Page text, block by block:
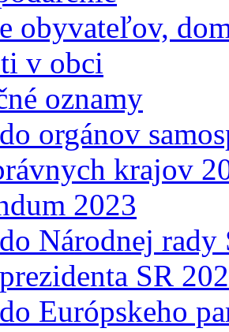
obyvateľov,
v obci
oznamy
orgánov
krajov
2023
Národnej
SR
Európskeho